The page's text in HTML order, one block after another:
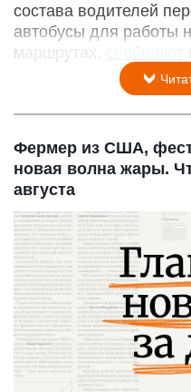
состава водителей
автобусы для работы
маршрутах,
сообщают
Фермер из США,
новая волна жары.
августа